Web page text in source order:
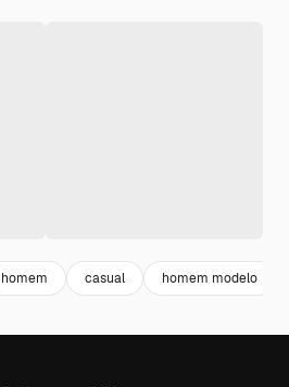
homem casual homem modelo